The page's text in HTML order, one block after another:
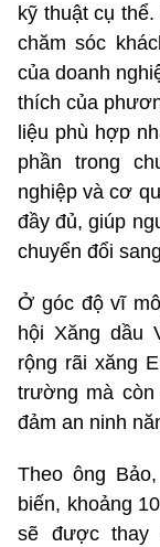
kỹ thuật cụ
chăm sóc
của doanh
thích của
liệu phù hợp
phần trong
nghiệp và cơ
đầy đủ, giúp
chuyển đổi
Ở góc độ vĩ
hội Xăng dầu
rộng rãi xăng
trường mà
đảm an ninh
Theo ông
biến, khoảng
sẽ được thay